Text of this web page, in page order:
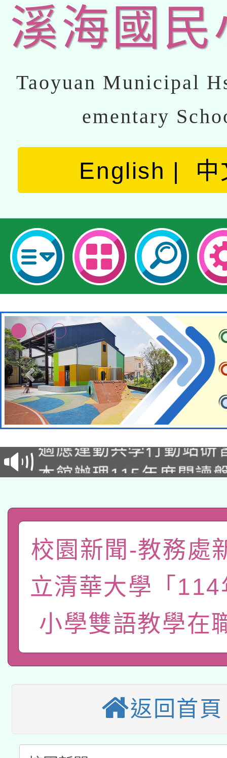
溪海國民
Taoyuan Municipal
ementary
English 中
本校115學年度第2次
招甄選結果公告(無人
招)
本館辦理115年度閱讀
礎課程
A3數位素養講師名單
「數位內容與教學軟體
pilot」
薪期間赴陸應申請許可
轉知經濟部水利署委託
業技術研究院辦理「
用水績優單位及節水達
115年8月22日(星期六
本校115學年度第2次
招甄選結果公告(無人
適應運動共學行動站研
本館辦理115年度閱讀
暨閱讀推動專業研習
科技賦能─人工智慧
校園新聞-教務處
立清華大學「
小學雙語教學在
返回首頁